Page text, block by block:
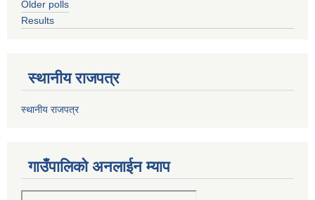
Older polls
Results
स्थानीय राजपत्र
स्थानीय राजपत्र
गाउँपालिको अनलाईन म्याप